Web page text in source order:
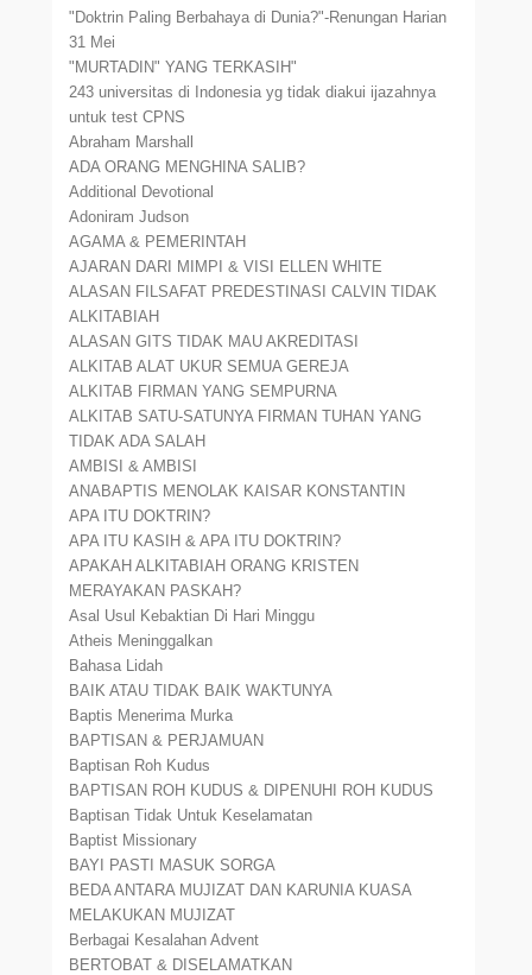
"Doktrin Paling Berbahaya di Dunia?"-Renungan Harian
31 Mei
"MURTADIN" YANG TERKASIH"
243 universitas di Indonesia yg tidak diakui ijazahnya
untuk test CPNS
Abraham Marshall
ADA ORANG MENGHINA SALIB?
Additional Devotional
Adoniram Judson
AGAMA & PEMERINTAH
AJARAN DARI MIMPI & VISI ELLEN WHITE
ALASAN FILSAFAT PREDESTINASI CALVIN TIDAK
ALKITABIAH
ALASAN GITS TIDAK MAU AKREDITASI
ALKITAB ALAT UKUR SEMUA GEREJA
ALKITAB FIRMAN YANG SEMPURNA
ALKITAB SATU-SATUNYA FIRMAN TUHAN YANG
TIDAK ADA SALAH
AMBISI & AMBISI
ANABAPTIS MENOLAK KAISAR KONSTANTIN
APA ITU DOKTRIN?
APA ITU KASIH & APA ITU DOKTRIN?
APAKAH ALKITABIAH ORANG KRISTEN
MERAYAKAN PASKAH?
Asal Usul Kebaktian Di Hari Minggu
Atheis Meninggalkan
Bahasa Lidah
BAIK ATAU TIDAK BAIK WAKTUNYA
Baptis Menerima Murka
BAPTISAN & PERJAMUAN
Baptisan Roh Kudus
BAPTISAN ROH KUDUS & DIPENUHI ROH KUDUS
Baptisan Tidak Untuk Keselamatan
Baptist Missionary
BAYI PASTI MASUK SORGA
BEDA ANTARA MUJIZAT DAN KARUNIA KUASA
MELAKUKAN MUJIZAT
Berbagai Kesalahan Advent
BERTOBAT & DISELAMATKAN